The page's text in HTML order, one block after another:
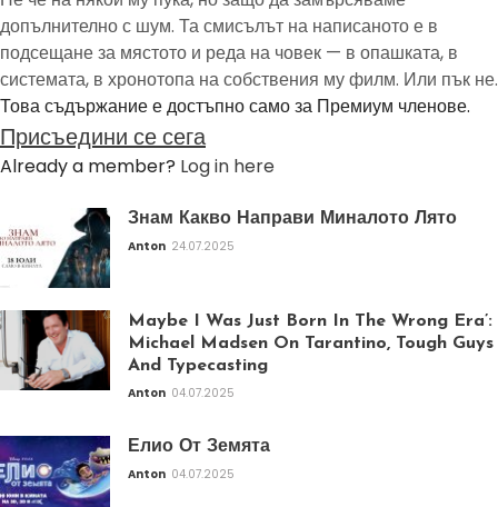
допълнително с шум. Та смисълът на написаното е в
подсещане за мястото и реда на човек — в опашката, в
системата, в хронотопа на собствения му филм. Или пък не.
Това съдържание е достъпно само за Премиум членове.
Присъедини се сега
Already a member? Log in here
Знам Какво Направи Миналото Лято
Anton 24.07.2025
Maybe I Was Just Born In The Wrong Era’:
Michael Madsen On Tarantino, Tough Guys
And Typecasting
Anton 04.07.2025
Елио От Земята
Anton 04.07.2025